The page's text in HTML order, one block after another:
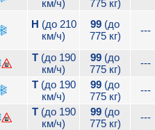
км/ч)
775 кг)
H (до 210
км/ч)
99 (до
775 кг)
---
T(до 190
км/ч)
99 (до
775 кг)
---
T(до 190
км/ч)
99 (до
775 кг)
---
T(до 190
км/ч)
99 (до
775 кг)
---